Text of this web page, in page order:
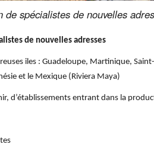
spécialistes de nouvelles
de nouvelles adresses
iles : Guadeloupe, Martinique,
et le Mexique (Riviera Maya)
d’établissements entrant dans la